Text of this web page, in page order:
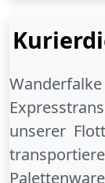
unserer